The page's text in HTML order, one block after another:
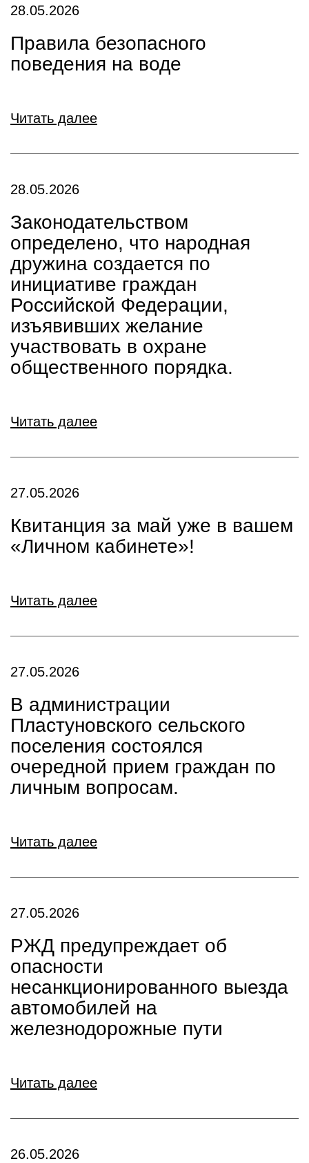
28.05.2026
Правила безопасного
поведения на воде
Читать далее
28.05.2026
Законодательством
определено, что народная
дружина создается по
инициативе граждан
Российской Федерации,
изъявивших желание
участвовать в охране
общественного порядка.
Читать далее
27.05.2026
Квитанция за май уже в вашем
«Личном кабинете»!
Читать далее
27.05.2026
В администрации
Пластуновского сельского
поселения состоялся
очередной прием граждан по
личным вопросам.
Читать далее
27.05.2026
РЖД предупреждает об
опасности
несанкционированного выезда
автомобилей на
железнодорожные пути
Читать далее
26.05.2026